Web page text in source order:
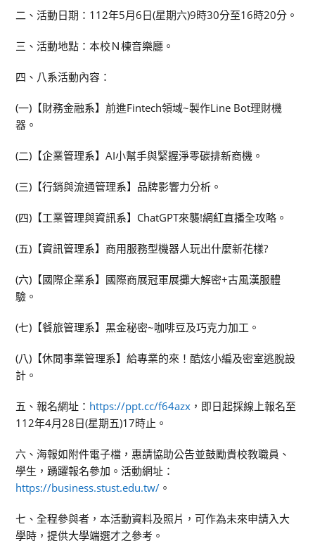
二、活動日期：112年5月6日(星期六)9時30分至16時20分。
三、活動地點：本校Ｎ棟音樂廳。
四、八系活動內容：
(一)【財務金融系】前進Fintech領域~製作Line Bot理財機
器。
(二)【企業管理系】AI小幫手與緊握淨零碳排新商機。
(三)【行銷與流通管理系】品牌影響力分析。
(四)【工業管理與資訊系】ChatGPT來襲!網紅直播全攻略。
(五)【資訊管理系】商用服務型機器人玩出什麼新花樣?
(六)【國際企業系】國際商展冠軍展攤大解密+古風漢服體
驗。
(七)【餐旅管理系】黑金秘密~咖啡豆及巧克力加工。
(八)【休閒事業管理系】給專業的來！酷炫小編及密室逃脫設
計。
五、報名網址： https://ppt.cc/f64azx ，即日起採線上報名至
112年4月28日(星期五)17時止。
六、海報如附件電子檔，惠請協助公告並鼓勵貴校教職員、
學生，踴躍報名參加。活動網址：
https://business.stust.edu.tw/ 。
七、全程參與者，本活動資料及照片，可作為未來申請入大
學時，提供大學端選才之參考。